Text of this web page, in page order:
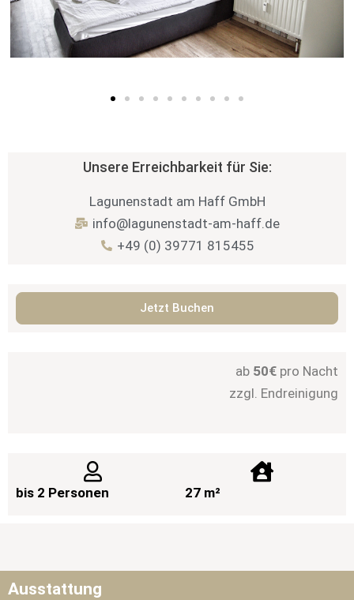
Unsere Erreichbarkeit für Sie:
Lagunenstadt am Haff GmbH
info@lagunenstadt-am-haff.de
+49 (0) 39771 815455
Jetzt Buchen
ab 50€ pro Nacht
zzgl. Endreinigung
bis 2 Personen 27 m²
Ausstattung